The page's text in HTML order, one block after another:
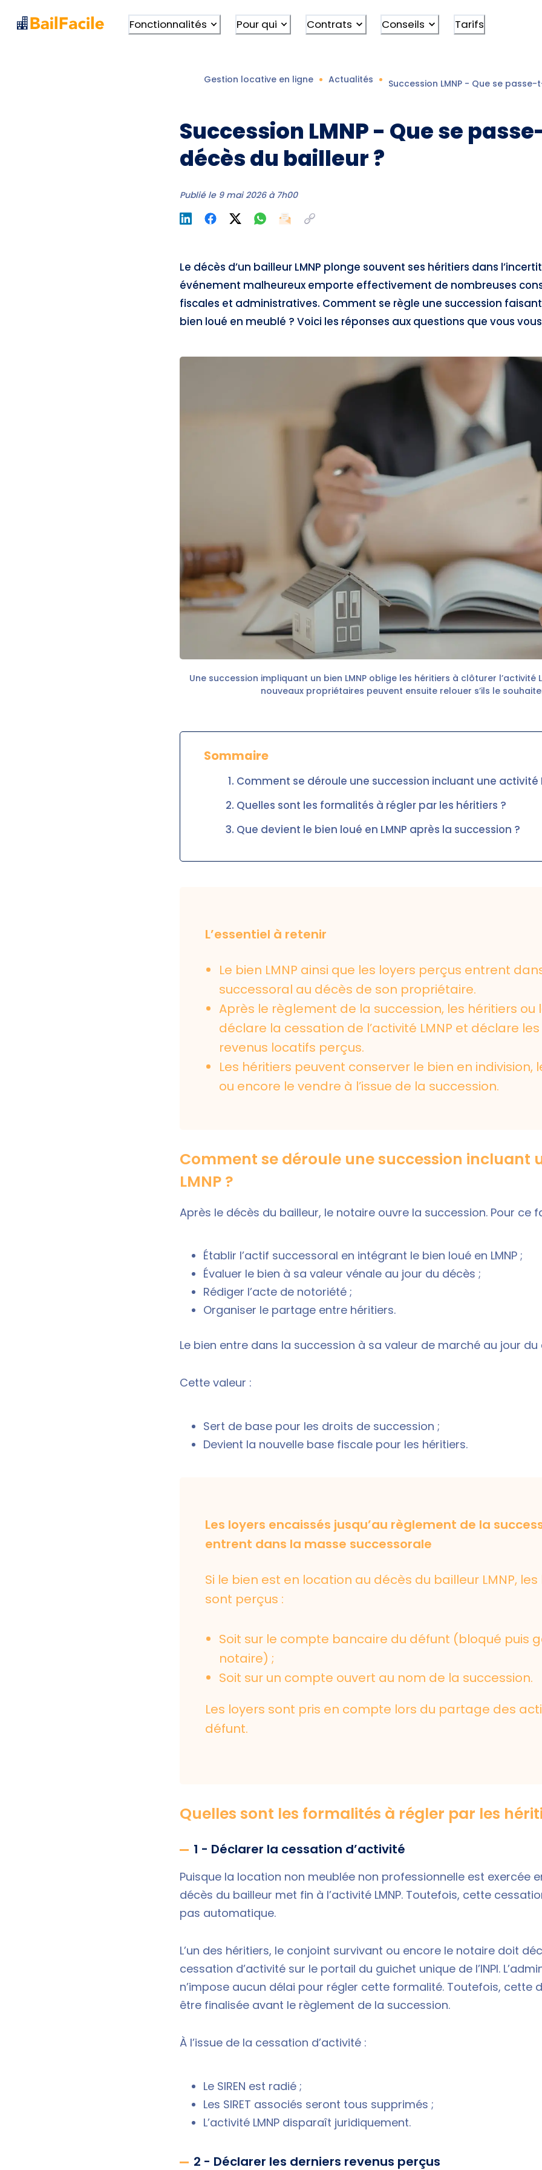
Fonctionnalités Pour qui Contrats Conseils Tarifs
Gestion locative en ligne Actualités Succession LMNP - Que se
Succession LMNP - Que se
décès du bailleur ?
Publié le 9 mai 2026 à 7h00
Le décès d’un bailleur LMNP plonge souvent ses héritiers dans
événement malheureux emporte effectivement de nombreuses
fiscales et administratives. Comment se règle une succession
bien loué en meublé ? Voici les réponses aux questions que vous
Une succession impliquant un bien LMNP oblige les héritiers à clôturer l’activité
nouveaux propriétaires peuvent ensuite relouer s’ils le
Sommaire
Comment se déroule une succession incluant une activité
Quelles sont les formalités à régler par les héritiers ?
Que devient le bien loué en LMNP après la succession ?
L’essentiel à retenir
Le bien LMNP ainsi que les loyers perçus entrent
successoral au décès de son propriétaire.
Après le règlement de la succession, les héritiers ou
déclare la cessation de l’activité LMNP et déclare
revenus locatifs perçus.
Les héritiers peuvent conserver le bien en indivision,
ou encore le vendre à l’issue de la succession.
Comment se déroule une succession incluant
LMNP ?
Après le décès du bailleur, le notaire ouvre la succession. Pour ce
Établir l’actif successoral en intégrant le bien loué en LMNP ;
Évaluer le bien à sa valeur vénale au jour du décès ;
Rédiger l’acte de notoriété ;
Organiser le partage entre héritiers.
Le bien entre dans la succession à sa valeur de marché au jour du
Cette valeur :
Sert de base pour les droits de succession ;
Devient la nouvelle base fiscale pour les héritiers.
Les loyers encaissés jusqu’au règlement de la
entrent dans la masse successorale
Si le bien est en location au décès du bailleur LMNP, les
sont perçus :
Soit sur le compte bancaire du défunt (bloqué puis
notaire) ;
Soit sur un compte ouvert au nom de la succession.
Les loyers sont pris en compte lors du partage des
défunt.
Quelles sont les formalités à régler par les
1 - Déclarer la cessation d’activité
Puisque la location non meublée non professionnelle est exercée
décès du bailleur met fin à l’activité LMNP. Toutefois, cette
pas automatique.
L’un des héritiers, le conjoint survivant ou encore le notaire doit
cessation d’activité sur le portail du guichet unique de l’INPI.
n’impose aucun délai pour régler cette formalité. Toutefois, cette
être finalisée avant le règlement de la succession.
À l’issue de la cessation d’activité :
Le SIREN est radié ;
Les SIRET associés seront tous supprimés ;
L’activité LMNP disparaît juridiquement.
2 - Déclarer les derniers revenus perçus